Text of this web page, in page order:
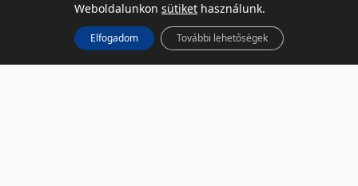
Weboldalunkon sütiket használunk.
Elfogadom További lehetőségek